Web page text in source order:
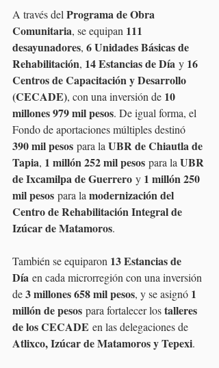
A través del Programa de Obra
Comunitaria, se equipan 111
desayunadores, 6 Unidades Básicas de
Rehabilitación, 14 Estancias de Día y 16
Centros de Capacitación y Desarrollo
(CECADE), con una inversión de 10
millones 979 mil pesos. De igual forma, el
Fondo de aportaciones múltiples destinó
390 mil pesos para la UBR de Chiautla de
Tapia, 1 millón 252 mil pesos para la UBR
de Ixcamilpa de Guerrero y 1 millón 250
mil pesos para la modernización del
Centro de Rehabilitación Integral de
Izúcar de Matamoros.
También se equiparon 13 Estancias de
Día en cada microrregión con una inversión
de 3 millones 658 mil pesos, y se asignó 1
millón de pesos para fortalecer los talleres
de los CECADE en las delegaciones de
Atlixco, Izúcar de Matamoros y Tepexi.